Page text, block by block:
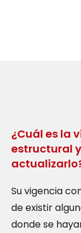
¿Cuál es la
estructural
Su vigencia
de existir
donde se